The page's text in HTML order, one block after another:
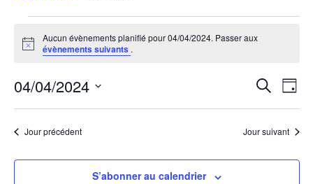
for
Notice
Aucun évènements planifié pour 04/04/2024. Passer aux
évènements suivants .
et
de
Jour
04/04/2024
Sélectionnez
uneJour précédent Jour suivant
S’abonner au calendrier